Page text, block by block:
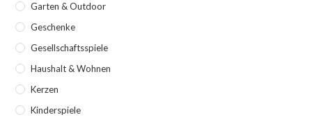
Garten & Outdoor
Geschenke
Gesellschaftsspiele
Haushalt & Wohnen
Kerzen
Kinderspiele